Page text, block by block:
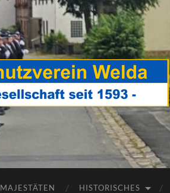
Heimatschutzverein
MAJESTÄTEN HISTORISCHES